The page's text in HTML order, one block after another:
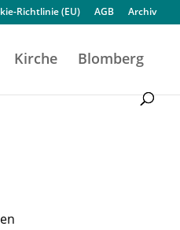
Richtlinie (EU) AGB Archiv
Kirche Blomberg